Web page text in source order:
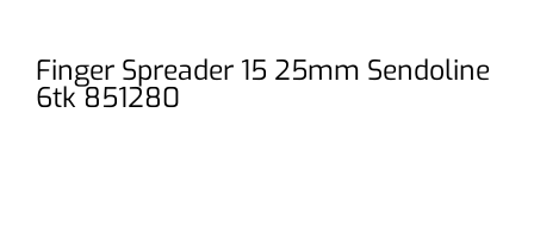
Finger Spreader 15 25mm Sendoline
6tk 851280